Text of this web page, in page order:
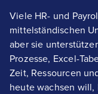
Viele HR- und
mittelständischen
aber sie
Prozesse, Excel-
Zeit, Ressourcen
heute wachsen